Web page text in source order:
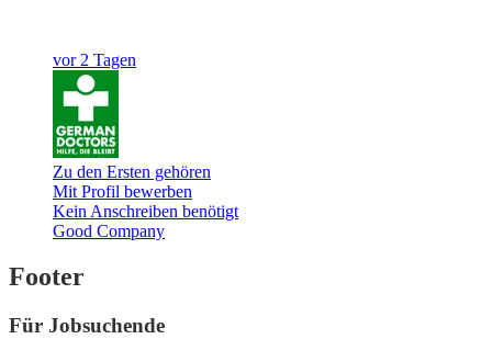
vor 2 Tagen
Zu den Ersten gehören
Mit Profil bewerben
Kein Anschreiben benötigt
Good Company
Footer
Für Jobsuchende